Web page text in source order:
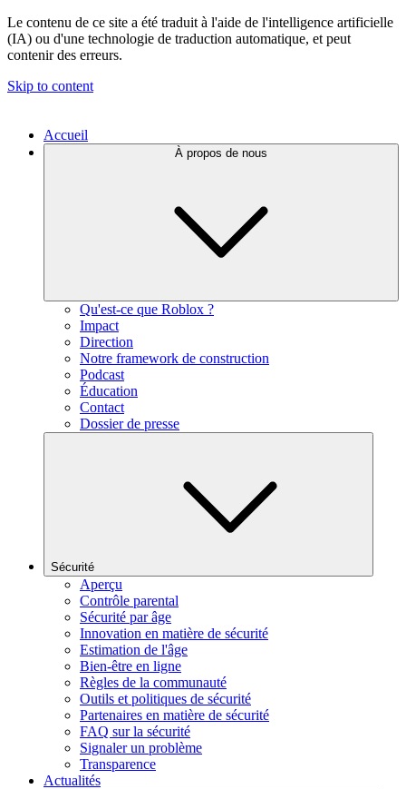
Le contenu de ce site a été traduit à l'aide de l'intelligence artificielle
(IA) ou d'une technologie de traduction automatique, et peut
contenir des erreurs.
Skip to content
Accueil
À propos de nous
Qu'est-ce que Roblox ?
Impact
Direction
Notre framework de construction
Podcast
Éducation
Contact
Dossier de presse
Sécurité
Aperçu
Contrôle parental
Sécurité par âge
Innovation en matière de sécurité
Estimation de l'âge
Bien-être en ligne
Règles de la communauté
Outils et politiques de sécurité
Partenaires en matière de sécurité
FAQ sur la sécurité
Signaler un problème
Transparence
Actualités